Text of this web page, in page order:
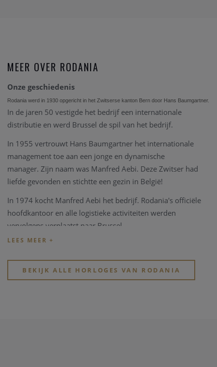
MEER OVER RODANIA
Onze geschiedenis
Rodania werd in 1930 opgericht in het Zwitserse kanton Bern door Hans Baumgartner.
In de jaren 50 vestigde het bedrijf een internationale
distributie en werd Brussel de spil van het bedrijf.
In 1955 vertrouwt Hans Baumgartner het internationale
management toe aan een jonge en dynamische
manager. Zijn naam was Manfred Aebi. Deze Zwitser had
liefde gevonden en stichtte een gezin in België!
In 1974 kocht Manfred Aebi het bedrijf. Rodania's officiële
hoofdkantoor en alle logistieke activiteiten werden
vervolgens verplaatst naar Brussel.
In 2020 wordt het merk Rodania verkocht aan 3
Rodania horloges zijn al meer dan 40 jaar trouwe partner in onze zaak.
BEKIJK ALLE HORLOGES VAN RODANIA